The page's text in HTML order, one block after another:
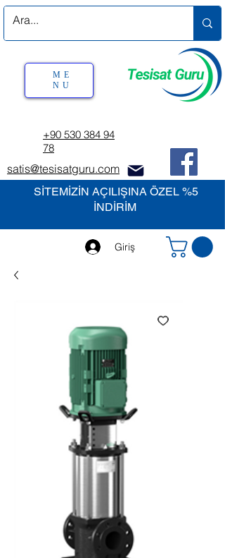
SİTEMİZİN AÇILIŞINA ÖZEL %5
İNDİRİM
+90 530 384 94
78
satis@tesisatguru.com
Giriş
ME
NU